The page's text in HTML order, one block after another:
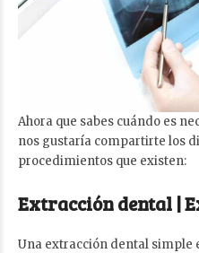
Ahora que sabes cuándo es
nos gustaría compartirte los
procedimientos que existen:
Extracción dental |
Una extracción dental simple